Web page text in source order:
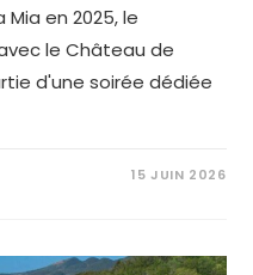
en 2025, le
le Château de
d'une soirée dédiée
15 JUIN 2026